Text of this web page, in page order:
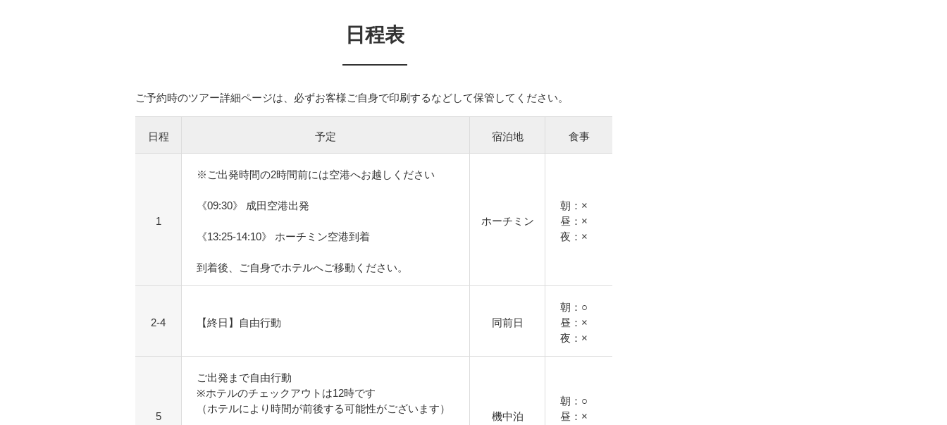
日程表
ご予約時のツアー詳細ページは、必ずお客様ご自身で印刷するなどして保管してください。
日程 予定 宿泊地 食事
1
※ご出発時間の2時間前には空港へお越しください
《09:30》 成田空港出発
《13:25-14:10》 ホーチミン空港到着
到着後、ご自身でホテルへご移動ください。
ホーチミン
朝：×
昼：×
夜：×
2-4 【終日】自由行動 同前日
朝：○
昼：×
夜：×
5
ご出発まで自由行動
※ホテルのチェックアウトは12時です
（ホテルにより時間が前後する可能性がございます）
機中泊
朝：○
昼：×